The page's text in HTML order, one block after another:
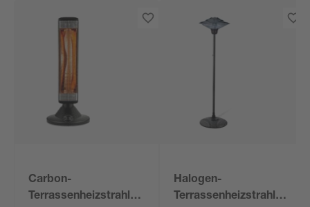
Carbon-
Terrassenheizstrahler
Halogen-
Terrassenheizstrahler